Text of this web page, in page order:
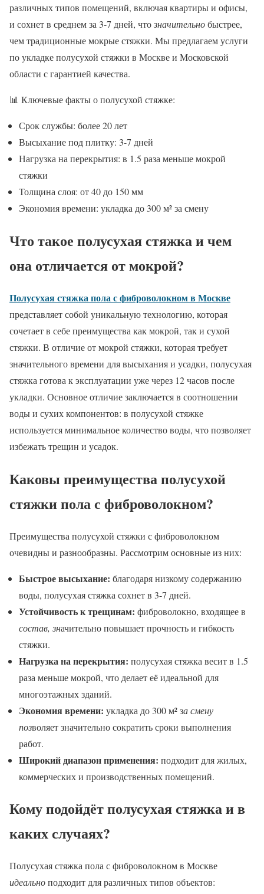
различных типов помещений, включая квартиры и офисы,
и сохнет в среднем за 3-7 дней, чтозначительнобыстрее,
чем традиционные мокрые стяжки. Мы предлагаем услуги
по укладке полусухой стяжки в Москве и Московской
области с гарантией качества.
📊 Ключевые факты о полусухой стяжке:
Срок службы: более 20 лет
Высыхание под плитку: 3-7 дней
Нагрузка на перекрытия: в 1.5 раза меньше мокрой
стяжки
Толщина слоя: от 40 до 150 мм
Экономия времени: укладка до 300 м² за смену
Что такое полусухая стяжка и чем
она отличается от мокрой?
Полусухая стяжка пола с фиброволокном в Москве
представляет собой уникальную технологию, которая
сочетает в себе преимущества как мокрой, так и сухой
стяжки. В отличие от мокрой стяжки, которая требует
значительного времени для высыхания и усадки, полусухая
стяжка готова к эксплуатации уже через 12 часов после
укладки. Основное отличие заключается в соотношении
воды и сухих компонентов: в полусухой стяжке
используется минимальное количество воды, что позволяет
избежать трещин и усадок.
Каковы преимущества полусухой
стяжки пола с фиброволокном?
Преимущества полусухой стяжки с фиброволокном
очевидны и разнообразны. Рассмотрим основные из них:
Быстрое высыхание: благодаря низкому содержанию
воды, полусухая стяжка сохнет в 3-7 дней.
Устойчивость к трещинам: фиброволокно, входящее в
состав, значительно повышает прочность и гибкость
стяжки.
Нагрузка на перекрытия: полусухая стяжка весит в 1.5
раза меньше мокрой, что делает её идеальной для
многоэтажных зданий.
Экономия времени: укладка до 300 м² за смену
позволяет значительно сократить сроки выполнения
работ.
Широкий диапазон применения: подходит для жилых,
коммерческих и производственных помещений.
Кому подойдёт полусухая стяжка и в
каких случаях?
Полусухая стяжка пола с фиброволокном в Москве
идеальноподходит для различных типов объектов: